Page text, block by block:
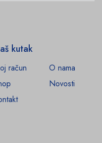
kutak
račun
O nama
Novosti